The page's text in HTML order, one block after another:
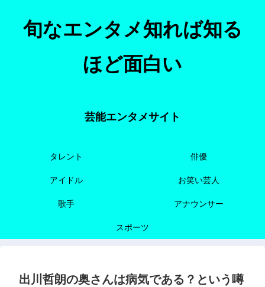
旬なエンタメ知れば知る
ほど面白い
芸能エンタメサイト
タレント 俳優
アイドル お笑い芸人
歌手 アナウンサー
スポーツ
出川哲朗の奥さんは病気である？という噂